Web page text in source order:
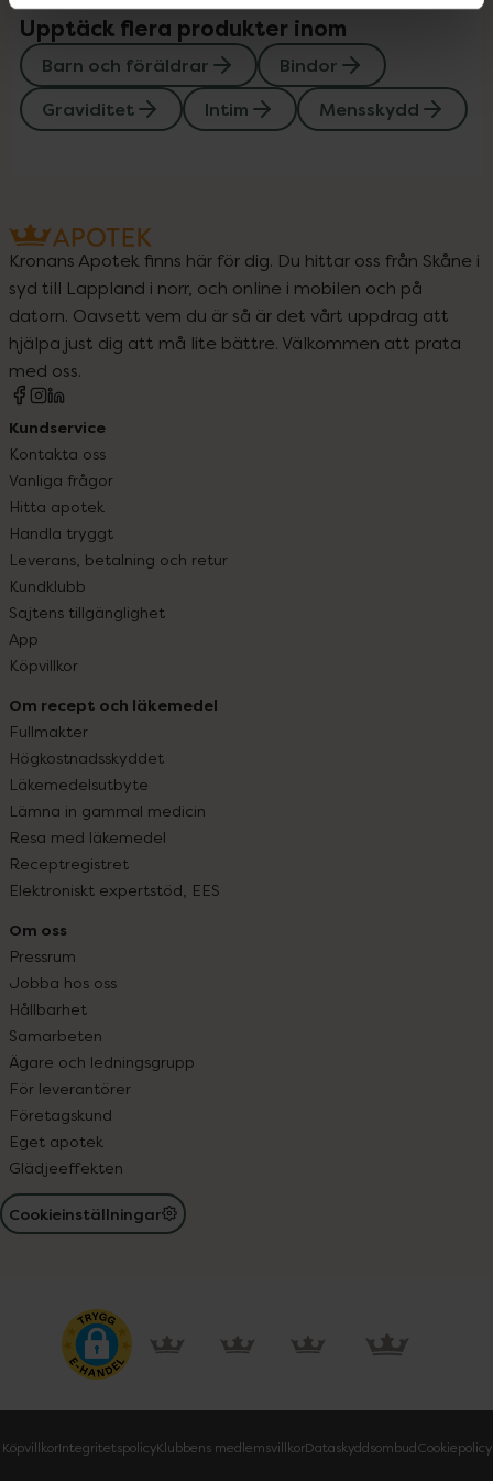
Upptäck flera produkter inom
Barn och föräldrar
Bindor
Graviditet
Intim Mensskydd
Kronans Apotek finns här för dig. Du hittar oss från Skåne i
syd till Lappland i norr, och online i mobilen och på
datorn. Oavsett vem du är så är det vårt uppdrag att
hjälpa just dig att må lite bättre. Välkommen att prata
med oss.
Kundservice
Kontakta oss
Vanliga frågor
Hitta apotek
Handla tryggt
Leverans, betalning och retur
Kundklubb
Sajtens tillgänglighet
App
Köpvillkor
Om recept och läkemedel
Fullmakter
Högkostnadsskyddet
Läkemedelsutbyte
Lämna in gammal medicin
Resa med läkemedel
Receptregistret
Elektroniskt expertstöd, EES
Om oss
Pressrum
Jobba hos oss
Hållbarhet
Samarbeten
Ägare och ledningsgrupp
För leverantörer
Företagskund
Eget apotek
Glädjeeffekten
Cookieinställningar
KöpvillkorIntegritetspolicyKlubbens medlemsvillkorDataskyddsombudCookiepolicy